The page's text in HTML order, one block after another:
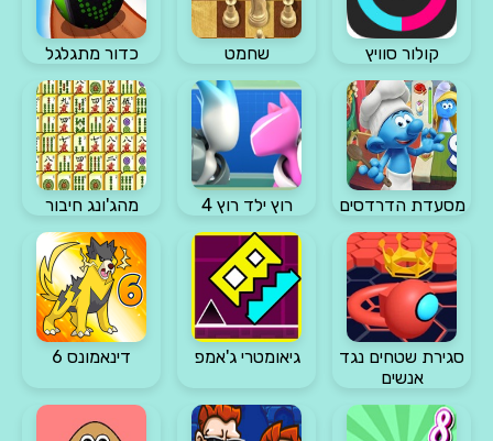
קולור סוויץ שחמט כדור מתגלגל
מסעדת הדרדסים רוץ ילד רוץ 4 מהג'ונג חיבור
סגירת שטחים נגד
אנשים
גיאומטרי ג'אמפ דינאמונס 6